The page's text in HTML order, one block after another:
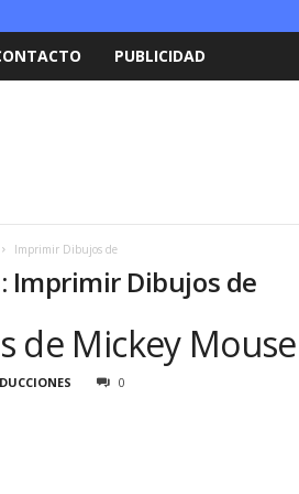
PUBLICIDAD
Imprimir Dibujos de
Imprimir Dibujos de
de Mickey
0